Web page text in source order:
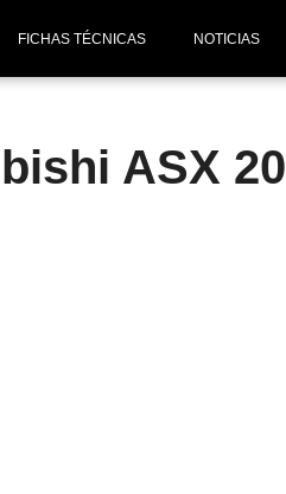
FICHAS TÉCNICAS NOTICIAS
ASX